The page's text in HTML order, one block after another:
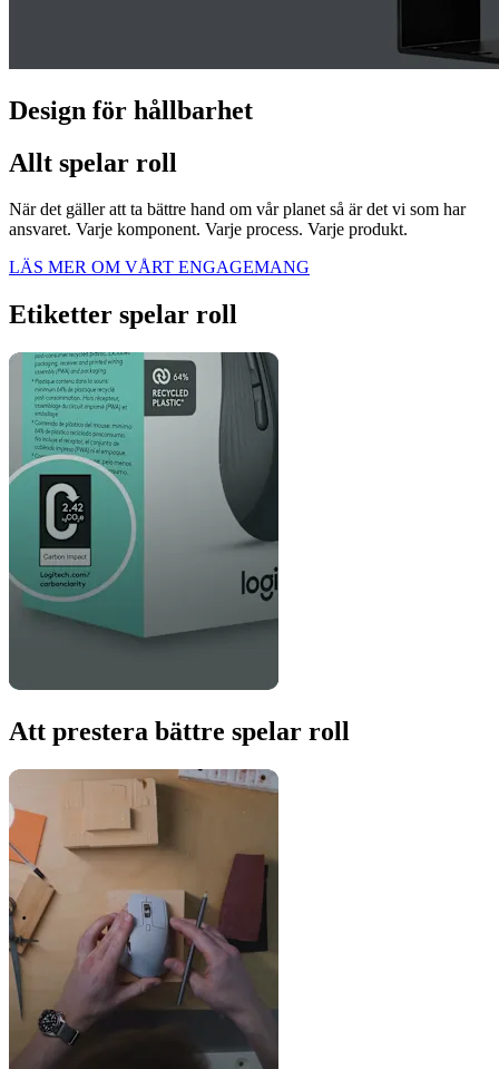
Design för hållbarhet
Allt spelar roll
När det gäller att ta bättre hand om vår planet så är det vi som har
ansvaret. Varje komponent. Varje process. Varje produkt.
LÄS MER OM VÅRT ENGAGEMANG
Etiketter spelar roll
Att prestera bättre spelar roll